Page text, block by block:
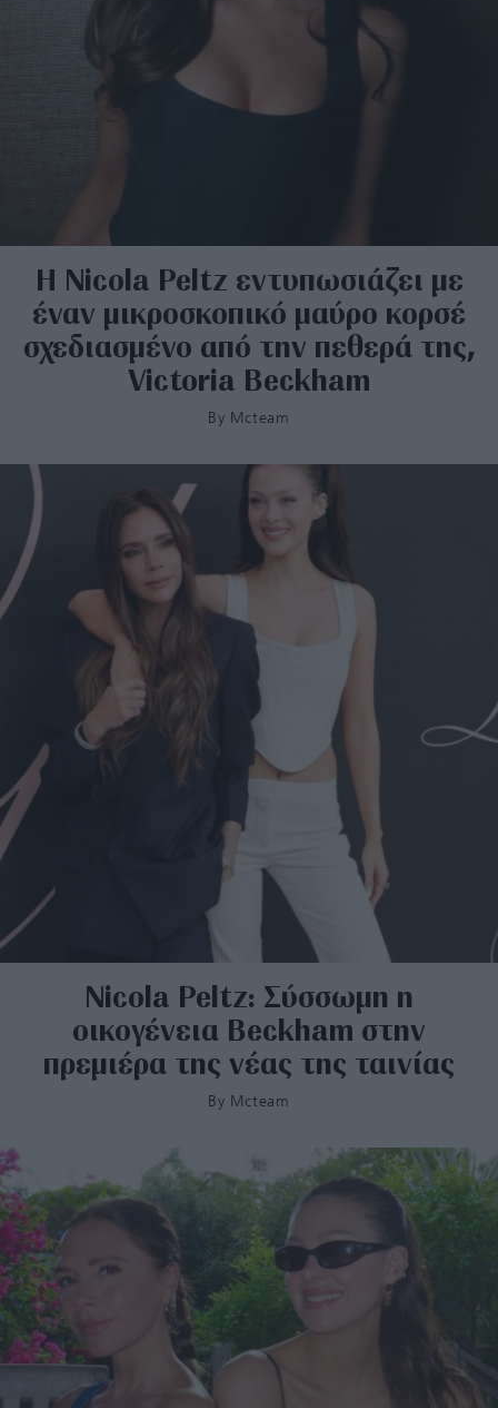
Η Nicola Peltz εντυπωσιάζει με
έναν μικροσκοπικό μαύρο κορσέ
σχεδιασμένο από την πεθερά της,
Victoria Beckham
By Mcteam
Nicola Peltz: Σύσσωμη η
οικογένεια Beckham στην
πρεμιέρα της νέας της ταινίας
By Mcteam